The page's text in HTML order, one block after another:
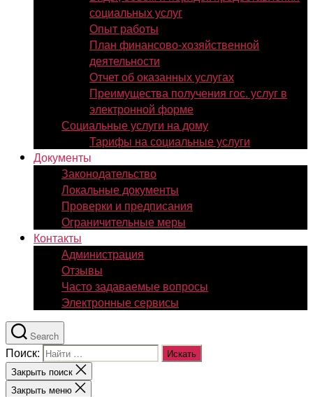
социальных услуг
Опыт работы
План финансово-хозяйственной
деятельности
Отчет об оказанных услугах
Преимущества получения гос. услуг в
электронной форме
Социальные услуги на дому
Тарифы на социальные услуги
Документы
Законодательство
Локальные документы
Проверки и предписания
Ограничительные меры
Контакты
Администрация
Отзывы
Часто задаваемые вопросы
Электронные сервисы
Search
Поиск:
Закрыть поиск
Закрыть меню